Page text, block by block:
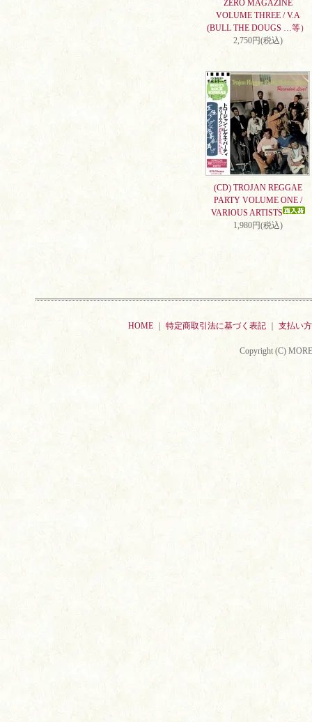
ZERO MAGAZINE
VOLUME THREE / V.A
(BULL THE DOUGS …等）
2,750円(税込)
(CD) TROJAN REGGAE
PARTY VOLUME ONE /
VARIOUS ARTISTS
1,980円(税込)
HOME 特定商取引法に基づく表記 支払い
Copyright (C)